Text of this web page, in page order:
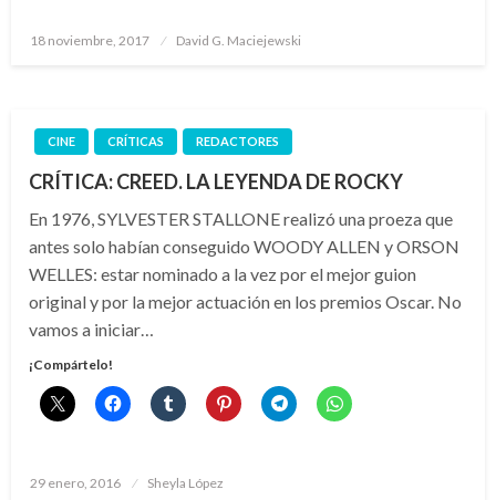
Publicado
18 noviembre, 2017 David G. Maciejewski
CINE CRÍTICAS REDACTORES
CRÍTICA: CREED. LA LEYENDA DE ROCKY
En 1976, SYLVESTER STALLONE realizó una proeza que
antes solo habían conseguido WOODY ALLEN y ORSON
WELLES: estar nominado a la vez por el mejor guion
original y por la mejor actuación en los premios Oscar. No
vamos a iniciar…
¡Compártelo!
Publicado
29 enero, 2016 Sheyla López